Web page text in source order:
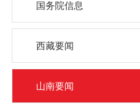
国务院信息
西藏要闻
山南要闻